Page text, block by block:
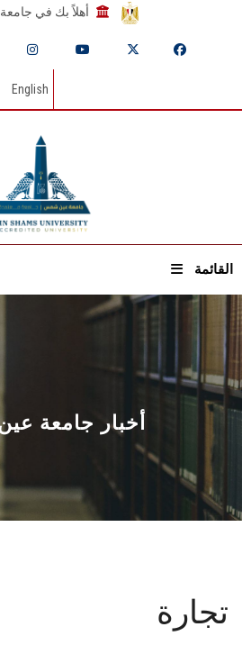
أهلاً بك في
English
القائمة
أخبار جامعة
تجارة